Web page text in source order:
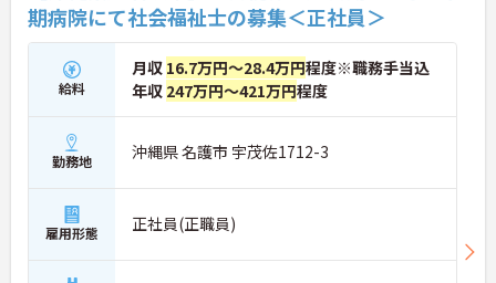
期病院にて社会福祉士の募集＜正社員＞
給料
月収 16.7万円～28.4万円程度※職務手当込
年収 247万円～421万円程度
勤務地 沖縄県 名護市 宇茂佐1712-3
雇用形態 正社員(正職員)